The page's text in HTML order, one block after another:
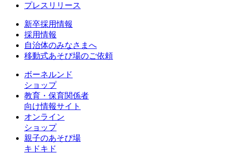
プレスリリース
新卒採用情報
採用情報
自治体のみなさまへ
移動式あそび場のご依頼
ボーネルンド
ショップ
教育・保育関係者
向け情報サイト
オンライン
ショップ
親子のあそび場
キドキド